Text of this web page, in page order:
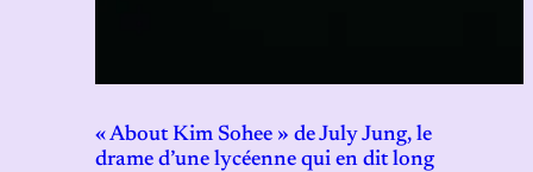
« About Kim Sohee » de July Jung, le
drame d’une lycéenne qui en dit long